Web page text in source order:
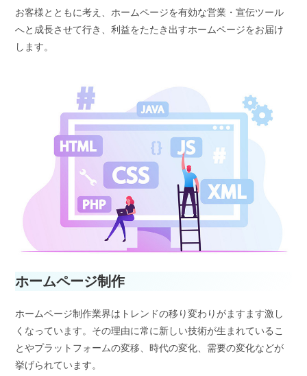
お客様とともに考え、ホームページを有効な営業・宣伝ツール
へと成長させて行き、利益をたたき出すホームページをお届け
します。
ホームページ制作
ホームページ制作業界はトレンドの移り変わりがますます激し
くなっています。その理由に常に新しい技術が生まれているこ
とやプラットフォームの変移、時代の変化、需要の変化などが
挙げられています。